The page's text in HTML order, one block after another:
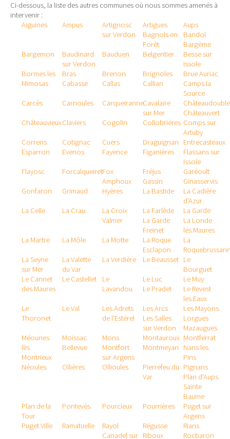
Ci-dessous, la liste des autres communes où nous sommes amenés à
intervenir :
Aiguines
Ampus
Artignosc
sur Verdon
Artigues
Aups
Bagnols en
Forêt
Bandol
Bargème
Bargemon
Baudinard
sur Verdon
Bauduen Belgentier
Besse sur
Issole
Bormes les
Mimosas
Bras Brenon Brignoles
Brue Auriac
Cabasse
Callas Callian
Camps la
Source
Carcès
Carnoules CarqueiranneCavalaire
sur Mer
Châteaudouble
Châteauvert
ChâteauvieuxClaviers Cogolin Collobrières Comps sur
Artuby
Correns
Cotignac Cuers Draguignan
Entrecasteaux
Esparron
Evenos Fayence Figanières
Flassans sur
Issole
Flayosc
ForcalqueiretFox
Amphoux
Fréjus
Garéoult
Gassin
Ginasservis
Gonfaron
Grimaud Hyères La Bastide
La Cadière
d'Azur
La Celle
La Crau
La Croix
Valmer
La Farlède
La Garde
La Garde
Freinet
La Londe
les Maures
La Martre
La Môle La Motte
La Roque
Esclapon
La
La Seyne
sur Mer
La Valette
du Var
La Verdière Le Beausset Le
Bourguet
Le Cannet
des Maures
Le Castellet
Le
Lavandou
Le Luc
Le Muy
Le Pradet
Le Revest
les Eaux
Le
Thoronet
Le Val
Les Adrets
de l'Estérel
Les Arcs
Les Mayons
Les Salles
sur Verdon
Lorgues
Mazaugues
Méounes
lès
Montrieux
Moissac
Bellevue
Mons Montauroux Montferrat
Montfort
sur Argens
Montmeyan
Nans les
Pins
Néoules
Ollières Ollioules
Pierrefeu du
Var
Pignans
Plan d'Aups
Sainte
Baume
Plan de la
Tour
Pontevès Pourcieux Pourrières
Puget sur
Argens
Puget Ville
Ramatuelle
Rayol
Canadel sur
Régusse
Rians
Riboux
Rocbaron